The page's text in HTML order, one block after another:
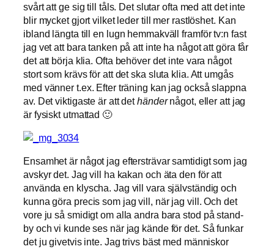
svårt att ge sig till tåls. Det slutar ofta med att det inte
blir mycket gjort vilket leder till mer rastlöshet. Kan
ibland längta till en lugn hemmakväll framför tv:n fast
jag vet att bara tanken på att inte ha något att göra får
det att börja klia. Ofta behöver det inte vara något
stort som krävs för att det ska sluta klia. Att umgås
med vänner t.ex. Efter träning kan jag också slappna
av. Det viktigaste är att dethändernågot, eller att jag
är fysiskt utmattad 🙂
Ensamhet är något jag eftersträvar samtidigt som jag
avskyr det. Jag vill ha kakan och äta den för att
använda en klyscha. Jag vill vara självständig och
kunna göra precis som jag vill, när jag vill. Och det
vore ju så smidigt om alla andra bara stod på stand-
by och vi kunde ses när jag kände för det. Så funkar
det ju givetvis inte. Jag trivs bäst med människor